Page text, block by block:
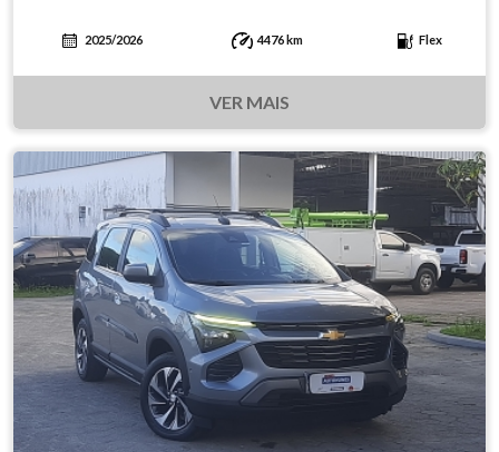
2025/2026 4476 km Flex
VER MAIS